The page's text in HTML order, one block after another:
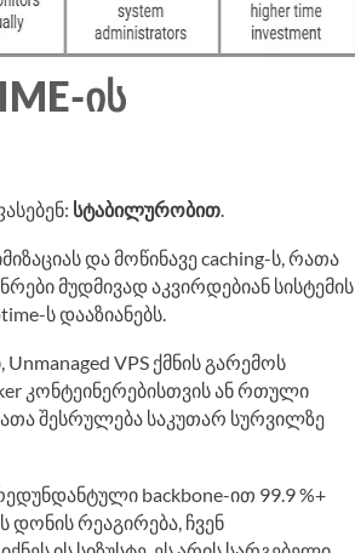
ᲘᲡ
სტაბილურობით.
და მოწინავე caching-ს, რათა
მუდმივად აკვირდებიან სისტემის
ს დააზიანებს.
VPS ქმნის გარემოს
კონტეინერებისთვის ან რთული
შესრულება საკუთარ სურვილზე
backbone-ით 99.9 %+
დონის რეაგირება, ჩვენ